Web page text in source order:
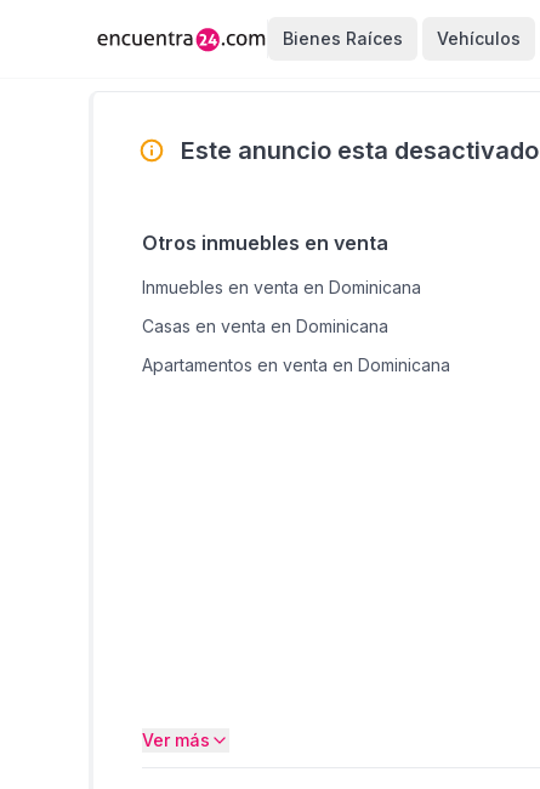
Bienes Raíces Vehículos
Este anuncio esta desactivado
Otros inmuebles en venta
Inmuebles en venta en Dominicana
Casas en venta en Dominicana
Apartamentos en venta en Dominicana
Ver más